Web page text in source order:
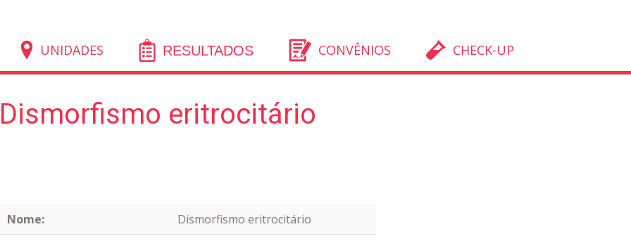
UNIDADES RESULTADOS CONVÊNIOS CHECK-UP
Dismorfismo eritrocitário
Nome: Dismorfismo eritrocitário